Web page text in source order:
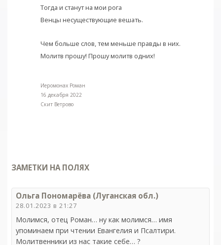
Тогда и станут на мои рога
Венцы несуществующие вешать.
Чем больше слов, тем меньше правды в них.
Молитв прошу! Прошу молитв одних!
Иеромонах Роман
16 декабря 2022
Скит Ветрово
ЗАМЕТКИ НА ПОЛЯХ
Ольга Пономарёва (Луганская обл.)
28.01.2023 в 21:27
Молимся, отец Роман… ну как молимся… имя
упоминаем при чтении Евангелия и Псалтири.
Молитвенники из нас такие себе… ?